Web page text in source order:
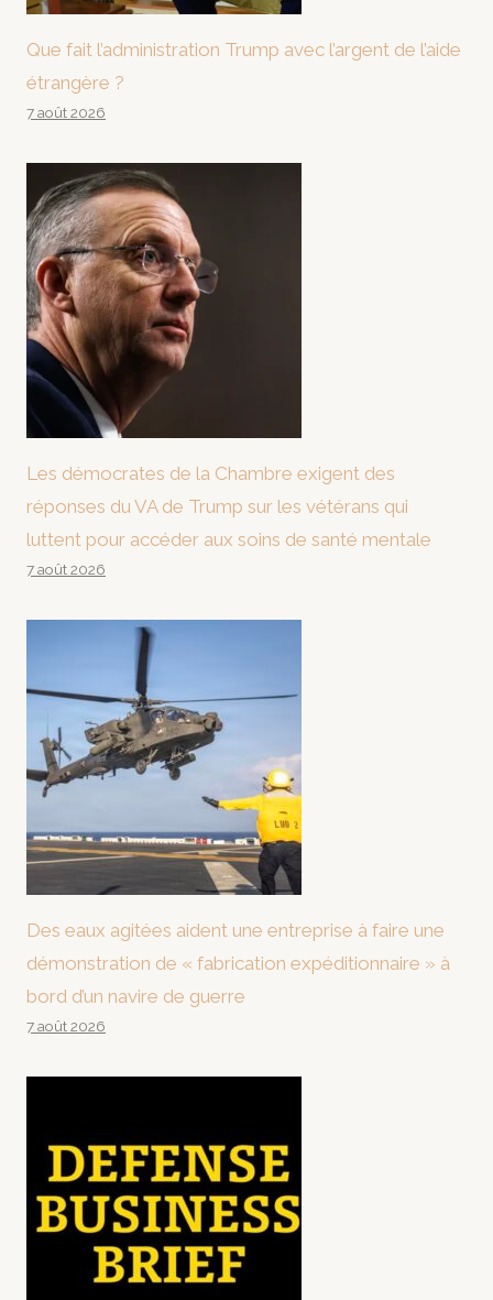
Que fait l’administration Trump avec l’argent de l’aide
étrangère ?
7 août 2026
Les démocrates de la Chambre exigent des
réponses du VA de Trump sur les vétérans qui
luttent pour accéder aux soins de santé mentale
7 août 2026
Des eaux agitées aident une entreprise à faire une
démonstration de « fabrication expéditionnaire » à
bord d’un navire de guerre
7 août 2026